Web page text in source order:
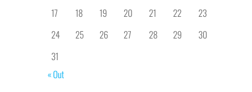
17
18 19 20 21 22
23
24
25 26 27 28 29
30
31
« Out